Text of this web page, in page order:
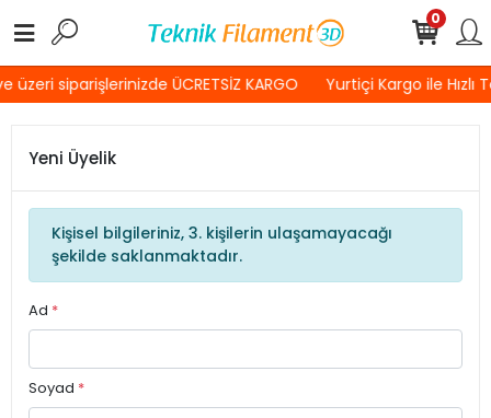
üzeri siparişlerinizde ÜCRETSİZ KARGO Yurtiçi Kargo ile Hızlı
0
Yeni Üyelik
Kişisel bilgileriniz, 3. kişilerin ulaşamayacağı
şekilde saklanmaktadır.
Ad *
Soyad *